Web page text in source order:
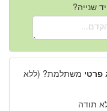
פרטי משתלמת? (ללא
תודה